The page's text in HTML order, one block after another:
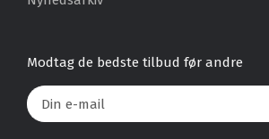
Modtag de bedste tilbud før andre